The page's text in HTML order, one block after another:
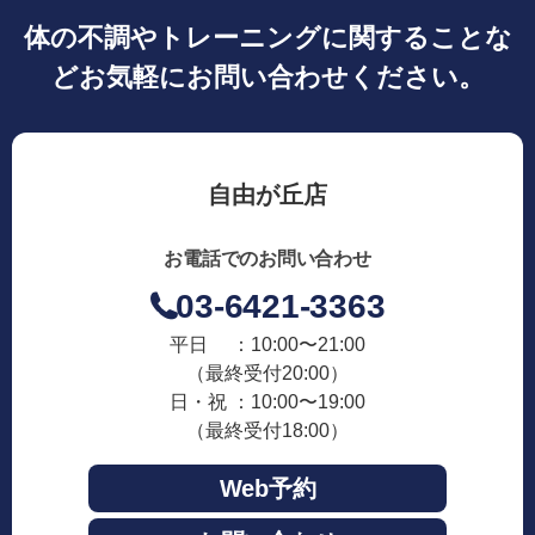
体の不調やトレーニングに関することな
どお気軽にお問い合わせください。
自由が丘店
お電話でのお問い合わせ
03-6421-3363
平日 ：10:00〜21:00
（最終受付20:00）
日・祝 ：10:00〜19:00
（最終受付18:00）
Web予約